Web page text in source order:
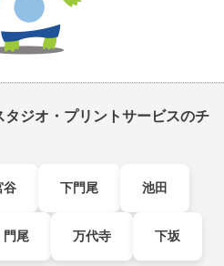
ジオ・プリントサービスのチ
谷 下門尾 池田
門尾 万代寺 下坂